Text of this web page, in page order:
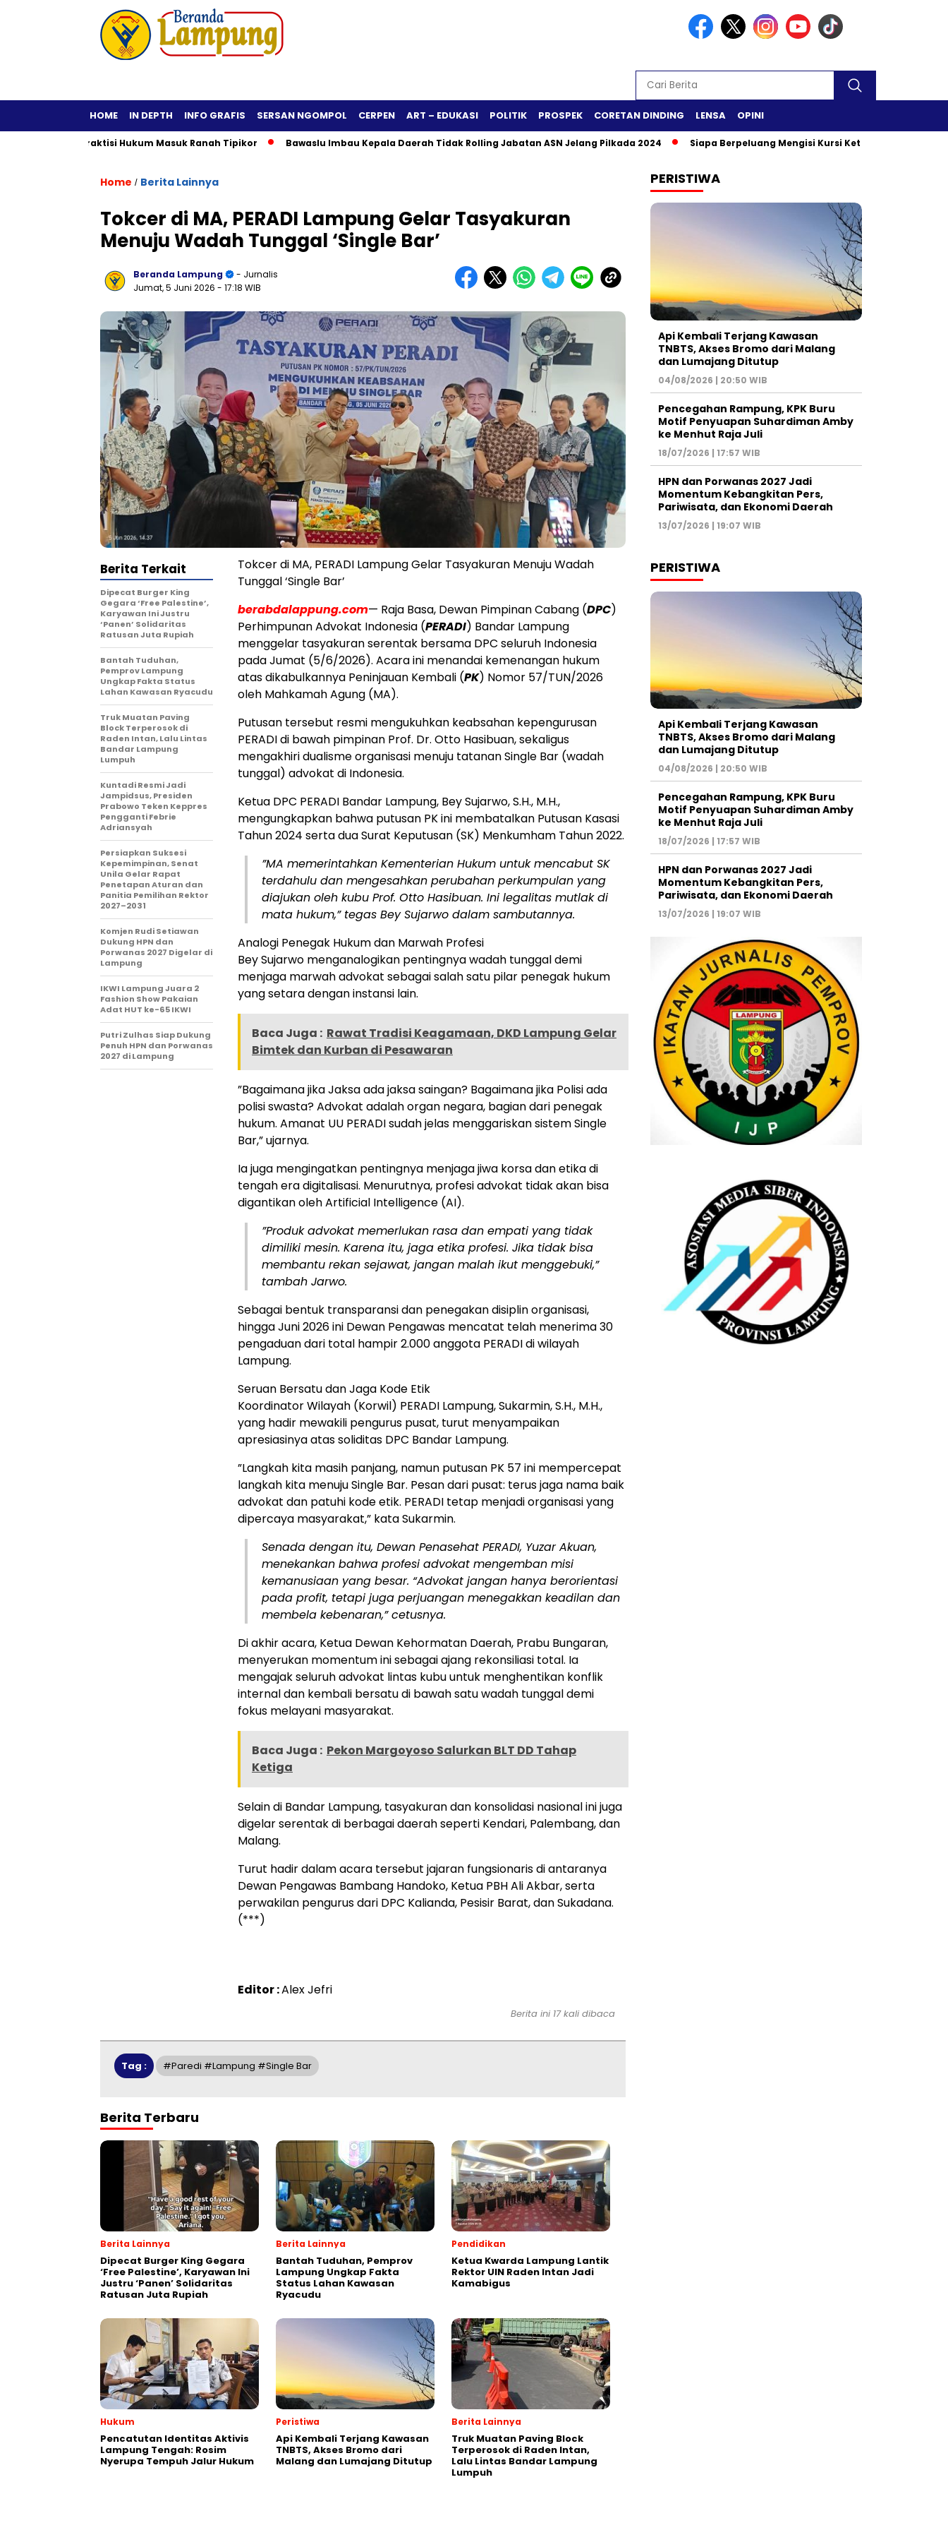
HOME IN DEPTH INFO GRAFIS SERSAN NGOMPOL CERPEN ART – EDUKASI POLITIK PROSPEK CORETAN DINDING LENSA OPINI
Fiktif, Praktisi Hukum Masuk Ranah Tipikor Bawaslu Imbau Kepala Daerah Tidak Rolling Jabatan ASN Jelang Pilkada 2024 Siapa Berpeluang Mengisi Kursi Ketua DPR RI?
Home / Berita Lainnya
Tokcer di MA, PERADI Lampung Gelar Tasyakuran
Menuju Wadah Tunggal ‘Single Bar’
Beranda Lampung
- Jurnalis
Jumat, 5 Juni 2026 - 17:18 WIB
Tokcer di MA, PERADI Lampung Gelar Tasyakuran Menuju Wadah
Tunggal ‘Single Bar’
berabdalappung.com— Raja Basa, Dewan Pimpinan Cabang (DPC)
Perhimpunan Advokat Indonesia (PERADI) Bandar Lampung
menggelar tasyakuran serentak bersama DPC seluruh Indonesia
pada Jumat (5/6/2026). Acara ini menandai kemenangan hukum
atas dikabulkannya Peninjauan Kembali (PK) Nomor 57/TUN/2026
oleh Mahkamah Agung (MA).
​Putusan tersebut resmi mengukuhkan keabsahan kepengurusan
PERADI di bawah pimpinan Prof. Dr. Otto Hasibuan, sekaligus
mengakhiri dualisme organisasi menuju tatanan Single Bar (wadah
tunggal) advokat di Indonesia.
​Ketua DPC PERADI Bandar Lampung, Bey Sujarwo, S.H., M.H.,
mengungkapkan bahwa putusan PK ini membatalkan Putusan Kasasi
Tahun 2024 serta dua Surat Keputusan (SK) Menkumham Tahun 2022.
​”MA memerintahkan Kementerian Hukum untuk mencabut SK
terdahulu dan mengesahkan perubahan perkumpulan yang
diajukan oleh kubu Prof. Otto Hasibuan. Ini legalitas mutlak di
mata hukum,” tegas Bey Sujarwo dalam sambutannya.
​Analogi Penegak Hukum dan Marwah Profesi
​Bey Sujarwo menganalogikan pentingnya wadah tunggal demi
menjaga marwah advokat sebagai salah satu pilar penegak hukum
yang setara dengan instansi lain.
Baca Juga : Rawat Tradisi Keagamaan, DKD Lampung Gelar
Bimtek dan Kurban di Pesawaran
​”Bagaimana jika Jaksa ada jaksa saingan? Bagaimana jika Polisi ada
polisi swasta? Advokat adalah organ negara, bagian dari penegak
hukum. Amanat UU PERADI sudah jelas menggariskan sistem Single
Bar,” ujarnya.
​Ia juga mengingatkan pentingnya menjaga jiwa korsa dan etika di
tengah era digitalisasi. Menurutnya, profesi advokat tidak akan bisa
digantikan oleh Artificial Intelligence (AI).
​”Produk advokat memerlukan rasa dan empati yang tidak
dimiliki mesin. Karena itu, jaga etika profesi. Jika tidak bisa
membantu rekan sejawat, jangan malah ikut menggebuki,”
tambah Jarwo.
​Sebagai bentuk transparansi dan penegakan disiplin organisasi,
hingga Juni 2026 ini Dewan Pengawas mencatat telah menerima 30
pengaduan dari total hampir 2.000 anggota PERADI di wilayah
Lampung.
​Seruan Bersatu dan Jaga Kode Etik
​Koordinator Wilayah (Korwil) PERADI Lampung, Sukarmin, S.H., M.H.,
yang hadir mewakili pengurus pusat, turut menyampaikan
apresiasinya atas soliditas DPC Bandar Lampung.
​”Langkah kita masih panjang, namun putusan PK 57 ini mempercepat
langkah kita menuju Single Bar. Pesan dari pusat: terus jaga nama baik
advokat dan patuhi kode etik. PERADI tetap menjadi organisasi yang
dipercaya masyarakat,” kata Sukarmin.
​Senada dengan itu, Dewan Penasehat PERADI, Yuzar Akuan,
menekankan bahwa profesi advokat mengemban misi
kemanusiaan yang besar. “Advokat jangan hanya berorientasi
pada profit, tetapi juga perjuangan menegakkan keadilan dan
membela kebenaran,” cetusnya.
​Di akhir acara, Ketua Dewan Kehormatan Daerah, Prabu Bungaran,
menyerukan momentum ini sebagai ajang rekonsiliasi total. Ia
mengajak seluruh advokat lintas kubu untuk menghentikan konflik
internal dan kembali bersatu di bawah satu wadah tunggal demi
fokus melayani masyarakat.
Baca Juga : Pekon Margoyoso Salurkan BLT DD Tahap
Ketiga
​Selain di Bandar Lampung, tasyakuran dan konsolidasi nasional ini juga
digelar serentak di berbagai daerah seperti Kendari, Palembang, dan
Malang.
​Turut hadir dalam acara tersebut jajaran fungsionaris di antaranya
Dewan Pengawas Bambang Handoko, Ketua PBH Ali Akbar, serta
perwakilan pengurus dari DPC Kalianda, Pesisir Barat, dan Sukadana.
(***)
Editor :Alex Jefri
Berita Terkait
Dipecat Burger King
Gegara ‘Free Palestine’,
Karyawan Ini Justru
‘Panen’ Solidaritas
Ratusan Juta Rupiah
Bantah Tuduhan,
Pemprov Lampung
Ungkap Fakta Status
Lahan Kawasan Ryacudu
Truk Muatan Paving
Block Terperosok di
Raden Intan, Lalu Lintas
Bandar Lampung
Lumpuh
Kuntadi Resmi Jadi
Jampidsus, Presiden
Prabowo Teken Keppres
Pengganti Febrie
Adriansyah
Persiapkan Suksesi
Kepemimpinan, Senat
Unila Gelar Rapat
Penetapan Aturan dan
Panitia Pemilihan Rektor
2027–2031
Komjen Rudi Setiawan
Dukung HPN dan
Porwanas 2027 Digelar di
Lampung
IKWI Lampung Juara 2
Fashion Show Pakaian
Adat HUT ke-65 IKWI
Putri Zulhas Siap Dukung
Penuh HPN dan Porwanas
2027 di Lampung
Berita ini 17 kali dibaca
Tag : #Paredi #Lampung #Single Bar
Berita Terbaru
Berita Lainnya
Dipecat Burger King Gegara
‘Free Palestine’, Karyawan Ini
Justru ‘Panen’ Solidaritas
Ratusan Juta Rupiah
Berita Lainnya
Bantah Tuduhan, Pemprov
Lampung Ungkap Fakta
Status Lahan Kawasan
Ryacudu
Pendidikan
Ketua Kwarda Lampung Lantik
Rektor UIN Raden Intan Jadi
Kamabigus
Hukum
Pencatutan Identitas Aktivis
Lampung Tengah: Rosim
Nyerupa Tempuh Jalur Hukum
Peristiwa
Api Kembali Terjang Kawasan
TNBTS, Akses Bromo dari
Malang dan Lumajang Ditutup
Berita Lainnya
Truk Muatan Paving Block
Terperosok di Raden Intan,
Lalu Lintas Bandar Lampung
Lumpuh
PERISTIWA
Api Kembali Terjang Kawasan
TNBTS, Akses Bromo dari Malang
dan Lumajang Ditutup
04/08/2026 | 20:50 WIB
Pencegahan Rampung, KPK Buru
Motif Penyuapan Suhardiman Amby
ke Menhut Raja Juli
18/07/2026 | 17:57 WIB
HPN dan Porwanas 2027 Jadi
Momentum Kebangkitan Pers,
Pariwisata, dan Ekonomi Daerah
13/07/2026 | 19:07 WIB
PERISTIWA
Api Kembali Terjang Kawasan
TNBTS, Akses Bromo dari Malang
dan Lumajang Ditutup
04/08/2026 | 20:50 WIB
Pencegahan Rampung, KPK Buru
Motif Penyuapan Suhardiman Amby
ke Menhut Raja Juli
18/07/2026 | 17:57 WIB
HPN dan Porwanas 2027 Jadi
Momentum Kebangkitan Pers,
Pariwisata, dan Ekonomi Daerah
13/07/2026 | 19:07 WIB